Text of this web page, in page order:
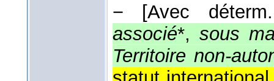
− [Avec
associé*, sous
Territoire non-